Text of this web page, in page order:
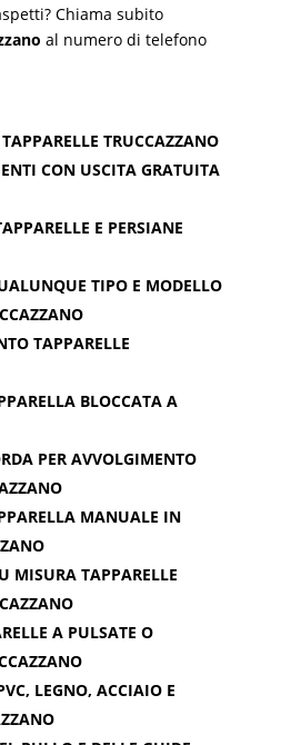
Chiama subito
al numero di telefono
TRUCCAZZANO
CON USCITA GRATUITA
E PERSIANE
TIPO E MODELLO
TAPPARELLE
BLOCCATA A
PER AVVOLGIMENTO
MANUALE IN
MISURA TAPPARELLE
A PULSATE O
LEGNO, ACCIAIO E